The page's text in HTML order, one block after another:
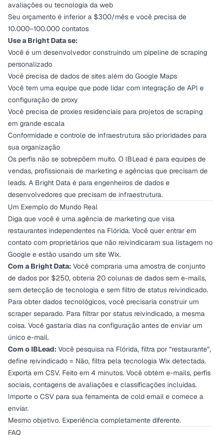
avaliações ou tecnologia da web
Seu orçamento é inferior a $300/mês e você precisa de
10.000–100.000 contatos
Use a Bright Data se:
Você é um desenvolvedor construindo um pipeline de scraping
personalizado
Você precisa de dados de sites além do Google Maps
Você tem uma equipe que pode lidar com integração de API e
configuração de proxy
Você precisa de proxies residenciais para projetos de scraping
em grande escala
Conformidade e controle de infraestrutura são prioridades para
sua organização
Os perfis não se sobrepõem muito. O IBLead é para equipes de
vendas, profissionais de marketing e agências que precisam de
leads. A Bright Data é para engenheiros de dados e
desenvolvedores que precisam de infraestrutura.
Um Exemplo do Mundo Real
Diga que você é uma agência de marketing que visa
restaurantes independentes na Flórida. Você quer entrar em
contato com proprietários que não reivindicaram sua listagem no
Google e estão usando um site Wix.
Com a Bright Data: Você compraria uma amostra de conjunto
de dados por $250, obteria 20 colunas de dados sem e-mails,
sem detecção de tecnologia e sem filtro de status reivindicado.
Para obter dados tecnológicos, você precisaria construir um
scraper separado. Para filtrar por status reivindicado, a mesma
coisa. Você gastaria dias na configuração antes de enviar um
único e-mail.
Com o IBLead: Você pesquisa na Flórida, filtra por "restaurante",
define reivindicado = Não, filtra pela tecnologia Wix detectada.
Exporta em CSV. Feito em 4 minutos. Você obtém e-mails, perfis
sociais, contagens de avaliações e classificações incluídas.
Importe o CSV para sua ferramenta de cold email e comece a
enviar.
Mesmo objetivo. Experiência completamente diferente.
FAQ